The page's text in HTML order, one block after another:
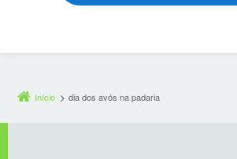
Início dia dos avós na padaria